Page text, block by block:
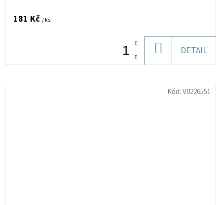
181 Kč / ks
KOŠÍKU
DETAIL
Kód:V0226551